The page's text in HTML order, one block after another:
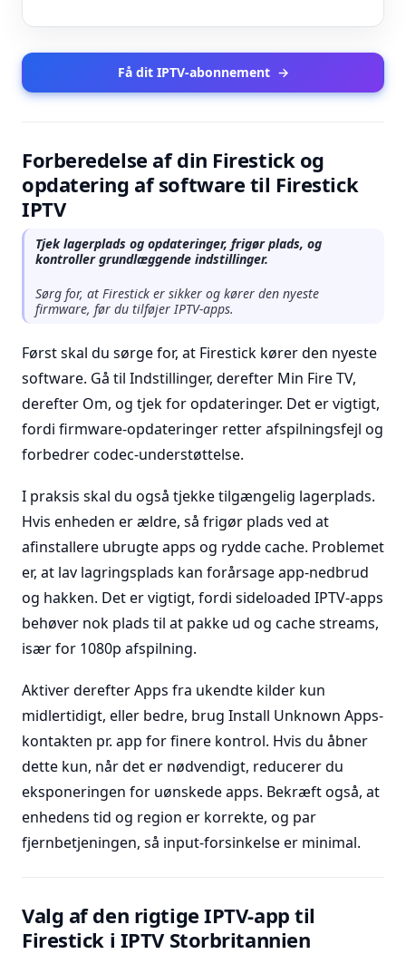
Få dit IPTV-abonnement →
Forberedelse af din Firestick og
opdatering af software til Firestick
IPTV
Tjek lagerplads og opdateringer, frigør plads, og
kontroller grundlæggende indstillinger.
Sørg for, at Firestick er sikker og kører den nyeste
firmware, før du tilføjer IPTV-apps.
Først skal du sørge for, at Firestick kører den nyeste
software. Gå til Indstillinger, derefter Min Fire TV,
derefter Om, og tjek for opdateringer. Det er vigtigt,
fordi firmware-opdateringer retter afspilningsfejl og
forbedrer codec-understøttelse.
I praksis skal du også tjekke tilgængelig lagerplads.
Hvis enheden er ældre, så frigør plads ved at
afinstallere ubrugte apps og rydde cache. Problemet
er, at lav lagringsplads kan forårsage app-nedbrud
og hakken. Det er vigtigt, fordi sideloaded IPTV-apps
behøver nok plads til at pakke ud og cache streams,
især for 1080p afspilning.
Aktiver derefter Apps fra ukendte kilder kun
midlertidigt, eller bedre, brug Install Unknown Apps-
kontakten pr. app for finere kontrol. Hvis du åbner
dette kun, når det er nødvendigt, reducerer du
eksponeringen for uønskede apps. Bekræft også, at
enhedens tid og region er korrekte, og par
fjernbetjeningen, så input-forsinkelse er minimal.
Valg af den rigtige IPTV-app til
Firestick i IPTV Storbritannien